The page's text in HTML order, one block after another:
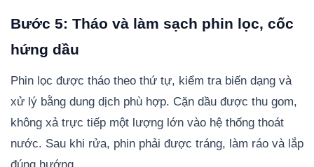
Bước 5: Tháo và làm sạch phin lọc, cốc
hứng dầu
Phin lọc được tháo theo thứ tự, kiểm tra biến dạng và
xử lý bằng dung dịch phù hợp. Cặn dầu được thu gom,
không xả trực tiếp một lượng lớn vào hệ thống thoát
nước. Sau khi rửa, phin phải được tráng, làm ráo và lắp